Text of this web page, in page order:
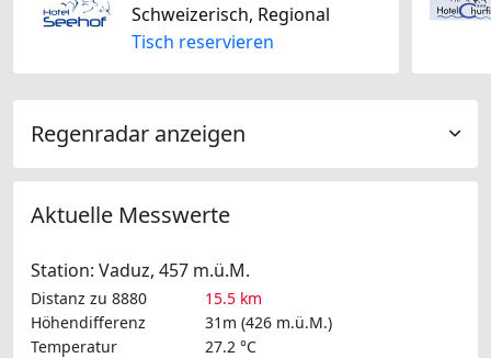
Schweizerisch, Regional
Tisch reservieren
Regenradar anzeigen
Aktuelle Messwerte
Station: Vaduz, 457 m.ü.M.
Distanz zu 8880
15.5 km
Höhendifferenz
31m (426 m.ü.M.)
Temperatur
27.2 °C